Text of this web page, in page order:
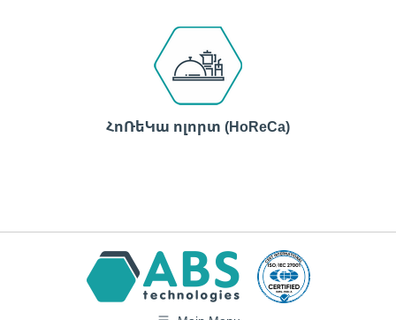
ՀոՌեԿա ոլորտ (HoReCa)